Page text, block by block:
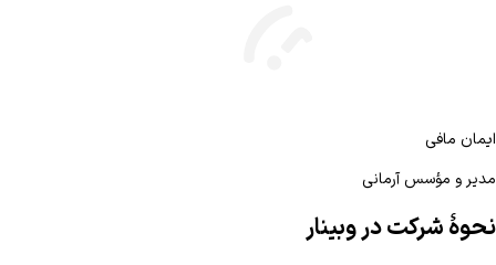
ایمان مافی
مدیر و مؤسس آرمانی
نحوهٔ شرکت در وبینار